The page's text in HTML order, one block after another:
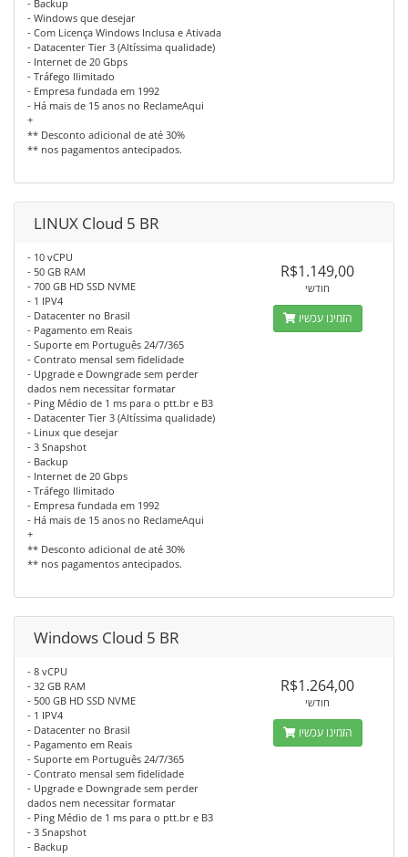
- Backup
- Windows que desejar
- Com Licença Windows Inclusa e Ativada
- Datacenter Tier 3 (Altíssima qualidade)
- Internet de 20 Gbps
- Tráfego Ilimitado
- Empresa fundada em 1992
- Há mais de 15 anos no ReclameAqui
+
** Desconto adicional de até 30%
** nos pagamentos antecipados.
LINUX Cloud 5 BR
- 10 vCPU
- 50 GB RAM
- 700 GB HD SSD NVME
- 1 IPV4
- Datacenter no Brasil
- Pagamento em Reais
- Suporte em Português 24/7/365
- Contrato mensal sem fidelidade
- Upgrade e Downgrade sem perder
dados nem necessitar formatar
- Ping Médio de 1 ms para o ptt.br e B3
- Datacenter Tier 3 (Altíssima qualidade)
- Linux que desejar
- 3 Snapshot
- Backup
- Internet de 20 Gbps
- Tráfego Ilimitado
- Empresa fundada em 1992
- Há mais de 15 anos no ReclameAqui
+
** Desconto adicional de até 30%
** nos pagamentos antecipados.
R$1.149,00
חודשי
הזמינו עכשיו
Windows Cloud 5 BR
- 8 vCPU
- 32 GB RAM
- 500 GB HD SSD NVME
- 1 IPV4
- Datacenter no Brasil
- Pagamento em Reais
- Suporte em Português 24/7/365
- Contrato mensal sem fidelidade
- Upgrade e Downgrade sem perder
dados nem necessitar formatar
- Ping Médio de 1 ms para o ptt.br e B3
- 3 Snapshot
- Backup
R$1.264,00
חודשי
הזמינו עכשיו